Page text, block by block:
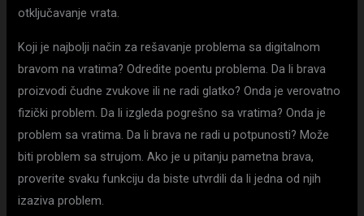
otključavanje vrata.
Koji je najbolji način za rešavanje problema sa digitalnom
bravom na vratima? Odredite poentu problema. Da li brava
proizvodi čudne zvukove ili ne radi glatko? Onda je verovatno
fizički problem. Da li izgleda pogrešno sa vratima? Onda je
problem sa vratima. Da li brava ne radi u potpunosti? Može
biti problem sa strujom. Ako je u pitanju pametna brava,
proverite svaku funkciju da biste utvrdili da li jedna od njih
izaziva problem.